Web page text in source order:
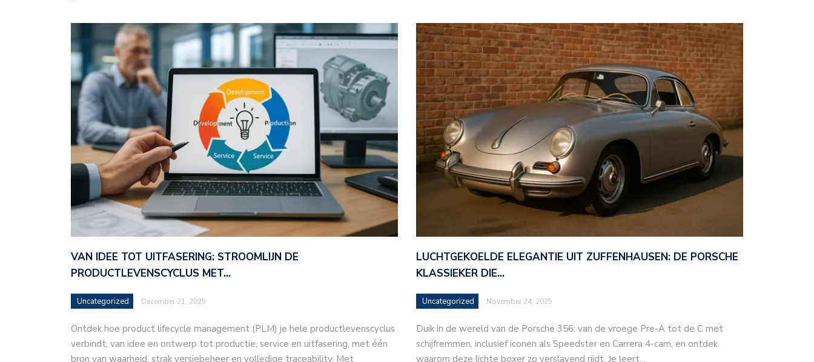
VAN IDEE TOT UITFASERING: STROOMLIJN DE
PRODUCTLEVENSCYCLUS MET…
Uncategorized December 21, 2025
Ontdek hoe product lifecycle management (PLM) je hele productlevenscyclus
verbindt, van idee en ontwerp tot productie, service en uitfasering, met één
bron van waarheid, strak versiebeheer en volledige traceability. Met
LUCHTGEKOELDE ELEGANTIE UIT ZUFFENHAUSEN: DE PORSCHE
KLASSIEKER DIE…
Uncategorized November 24, 2025
Duik in de wereld van de Porsche 356: van de vroege Pre-A tot de C met
schijfremmen, inclusief iconen als Speedster en Carrera 4-cam, en ontdek
waarom deze lichte boxer zo verslavend rijdt. Je leert…